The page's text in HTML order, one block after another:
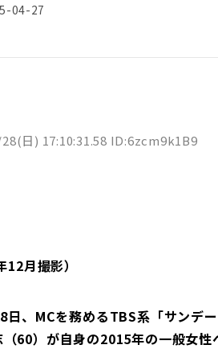
04-27
日) 17:10:31.58 ID:6zcm9k1B9
月撮影）
日、MCを務めるTBS系「サンデ
60）が自身の2015年の一般女